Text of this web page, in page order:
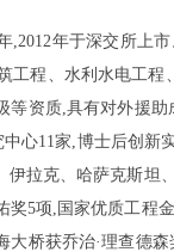
,2012年于深交所上
工程、水利水电工
等资质,具有对外援
心11家,博士后创
拉克、哈萨克斯
5项,国家优质工程
桥获乔治·理查德